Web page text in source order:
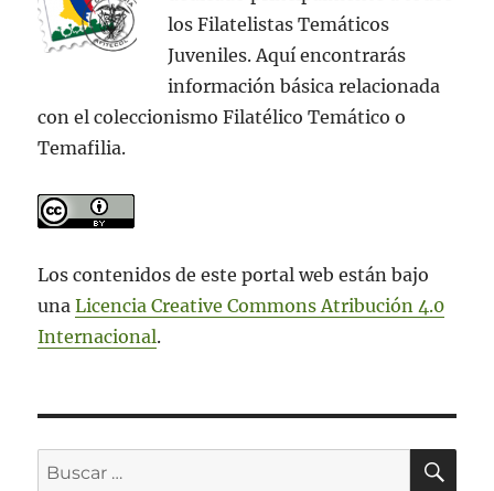
los Filatelistas Temáticos
Juveniles. Aquí encontrarás
información básica relacionada
con el coleccionismo Filatélico Temático o
Temafilia.
Los contenidos de este portal web están bajo
unaLicencia Creative Commons Atribución 4.0
Internacional.
Buscar